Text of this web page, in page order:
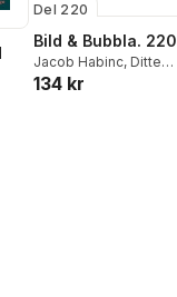
antal röster:
Del 220
Bild & Bubbla. 220
Jacob Habinc, Ditte
Maja Noack
134 kr